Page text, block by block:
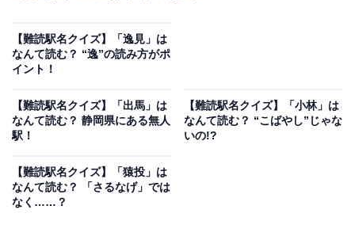
【難読駅名クイズ】「音威子府」はなんて読
む？ 6文字の読み方です！
【難読駅名クイズ】「逸見」は
なんて読む？ “逸”の読み方がポ
イント！
【難読駅名クイズ】「出馬」は
なんて読む？ 静岡県にある無人
駅！
【難読駅名クイズ】「小林」は
なんて読む？ “こばやし”じゃな
いの!?
【難読駅名クイズ】「猿投」は
なんて読む？ 「さるなげ」では
なく……？